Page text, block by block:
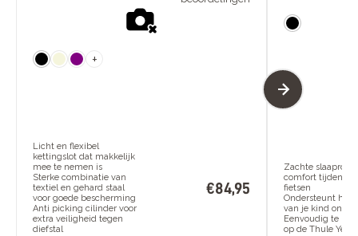
+
Licht en flexibel
kettingslot dat makkelijk
mee te nemen is
Sterke combinatie van
textiel en gehard staal
voor goede bescherming
Anti picking cilinder voor
extra veiligheid tegen
diefstal
€84,95
Zachte slaaprol
comfort tijdens
fietsen
Ondersteunt het
van je kind
Eenvoudig te
op de Thule